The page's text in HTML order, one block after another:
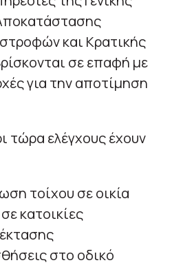
και Κρατικής
σε επαφή με
για την αποτίμηση
τώρα ελέγχους έχουν
τοίχου σε οικία
κατοικίες
στο οδικό